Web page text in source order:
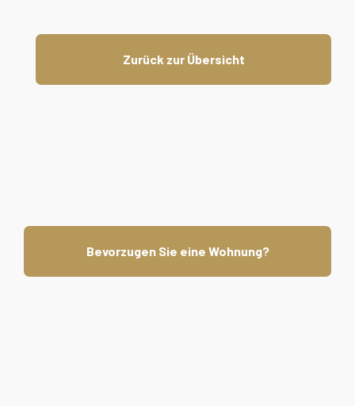
Zurück zur Übersicht
Bevorzugen Sie eine Wohnung?